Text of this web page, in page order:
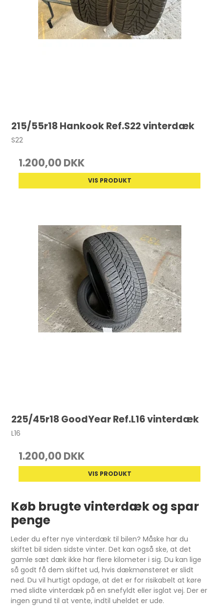
215/55r18 Hankook Ref.S22 vinterdæk
S22
1.200,00 DKK
VIS PRODUKT
225/45r18 GoodYear Ref.L16 vinterdæk
L16
1.200,00 DKK
VIS PRODUKT
Køb brugte vinterdæk og spar
penge
Leder du efter nye vinterdæk til bilen? Måske har du
skiftet bil siden sidste vinter. Det kan også ske, at det
gamle sæt dæk ikke har flere kilometer i sig. Du kan lige
så godt få dem skiftet ud, hvis dækmønsteret er slidt
ned. Du vil hurtigt opdage, at det er for risikabelt at køre
med slidte vinterdæk på en snefyldt eller isglat vej. Der er
ingen grund til at vente, indtil uheldet er ude.